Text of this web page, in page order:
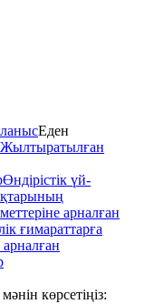
Еден
Жылтыратылған
Өндірістік үй-
арналған
ғимараттарға
көрсетіңіз: